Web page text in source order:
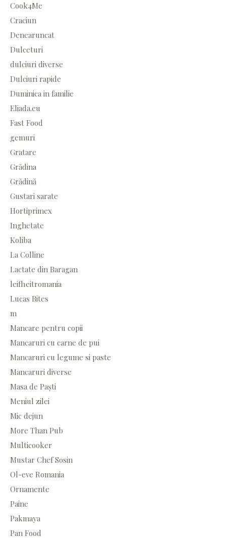
Cook4Me
Craciun
Denearuncat
Dulceturi
dulciuri diverse
Dulciuri rapide
Duminica in familie
Eliada.eu
Fast Food
gemuri
Gratare
Grădina
Grădină
Gustari sarate
Hortiprimex
Inghetate
Koliba
La Colline
Lactate din Baragan
leifheitromania
Lucas Bites
m
Mancare pentru copii
Mancaruri cu carne de pui
Mancaruri cu legume si paste
Mancaruri diverse
Masa de Paști
Meniul zilei
Mic dejun
More Than Pub
Multicooker
Mustar Chef Sosin
Ol-eve Romania
Ornamente
Paine
Pakmaya
Pan Food